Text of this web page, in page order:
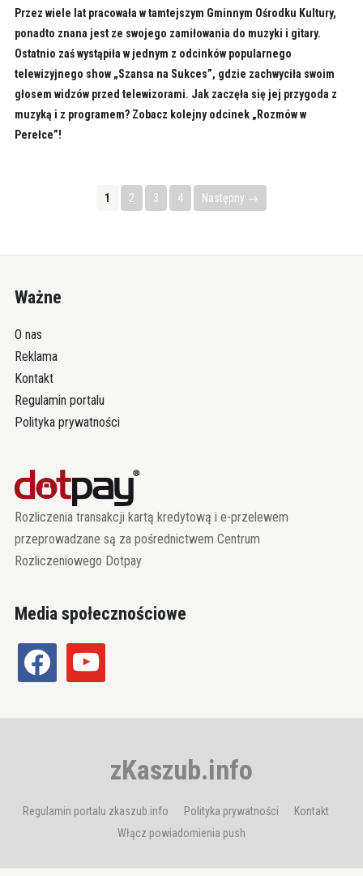
Przez wiele lat pracowała w tamtejszym Gminnym Ośrodku Kultury,
ponadto znana jest ze swojego zamiłowania do muzyki i gitary.
Ostatnio zaś wystąpiła w jednym z odcinków popularnego
telewizyjnego show „Szansa na Sukces”, gdzie zachwyciła swoim
głosem widzów przed telewizorami. Jak zaczęła się jej przygoda z
muzyką i z programem? Zobacz kolejny odcinek „Rozmów w
Perełce”!
1 2 3 4 Następny →
Ważne
O nas
Reklama
Kontakt
Regulamin portalu
Polityka prywatności
Rozliczenia transakcji kartą kredytową i e-przelewem
przeprowadzane są za pośrednictwem Centrum
Rozliczeniowego Dotpay
Media społecznościowe
facebook youtube
zKaszub.info
Regulamin portalu zkaszub.info Polityka prywatności
Kontakt
Włącz powiadomienia push